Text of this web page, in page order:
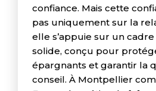
confiance. Mais cette
pas uniquement sur la
elle s’appuie sur un
solide, conçu pour
épargnants et garantir la
conseil. À Montpellier